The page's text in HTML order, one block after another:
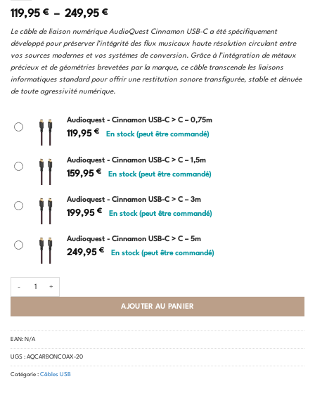
119,95 € – 249,95 €Plage
prix :
119,95 €
à
249,95 €
Le câble de liaison numérique AudioQuest Cinnamon USB-C a été spécifiquement
développé pour préserver l’intégrité des flux musicaux haute résolution circulant entre
vos sources modernes et vos systèmes de conversion. Grâce à l’intégration de métaux
précieux et de géométries brevetées par la marque, ce câble transcende les liaisons
informatiques standard pour offrir une restitution sonore transfigurée, stable et dénuée
de toute agressivité numérique.
Audioquest - Cinnamon USB-C > C – 0,75m
119,95 € En stock (peut être commandé)
Audioquest - Cinnamon USB-C > C – 1,5m
159,95 € En stock (peut être commandé)
Audioquest - Cinnamon USB-C > C – 3m
199,95 € En stock (peut être commandé)
Audioquest - Cinnamon USB-C > C – 5m
249,95 € En stock (peut être commandé)
AJOUTER AU PANIER
EAN: N/A
UGS : AQCARBONCOAX-20
Catégorie : Câbles USB